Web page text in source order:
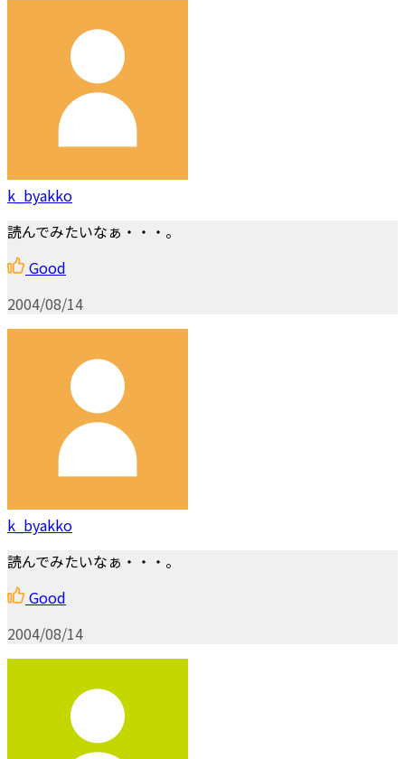
k_byakko
読んでみたいなぁ・・・。
Good
2004/08/14
k_byakko
読んでみたいなぁ・・・。
Good
2004/08/14